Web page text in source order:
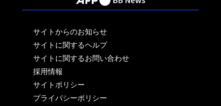
サイトからのお知らせ
サイトに関するヘルプ
サイトに関するお問い合わせ
採用情報
サイトポリシー
プライバシーポリシー